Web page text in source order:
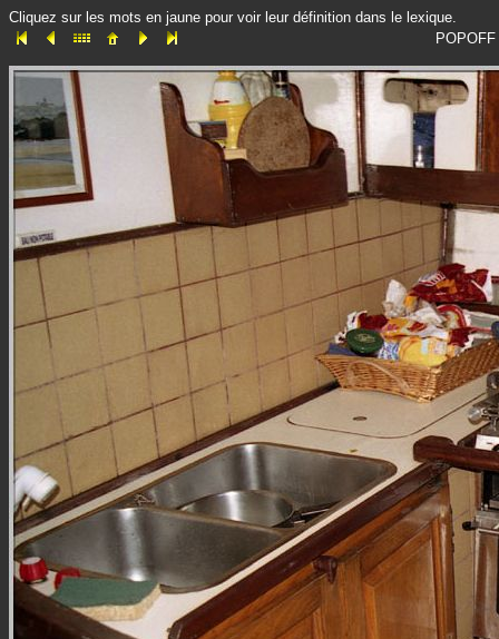
Cliquez sur les mots en jaune pour voir leur définition dans le lexique.